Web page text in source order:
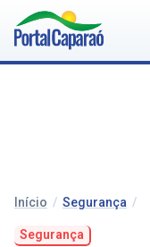
Início / Segurança /
Segurança